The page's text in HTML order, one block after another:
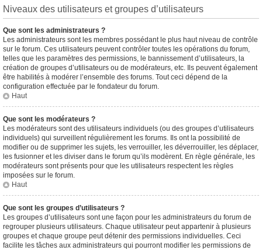
Niveaux des utilisateurs et groupes d’utilisateurs
Que sont les administrateurs ?
Les administrateurs sont les membres possédant le plus haut niveau de contrôle
sur le forum. Ces utilisateurs peuvent contrôler toutes les opérations du forum,
telles que les paramètres des permissions, le bannissement d’utilisateurs, la
création de groupes d’utilisateurs ou de modérateurs, etc. Ils peuvent également
être habilités à modérer l’ensemble des forums. Tout ceci dépend de la
configuration effectuée par le fondateur du forum.
Haut
Que sont les modérateurs ?
Les modérateurs sont des utilisateurs individuels (ou des groupes d’utilisateurs
individuels) qui surveillent régulièrement les forums. Ils ont la possibilité de
modifier ou de supprimer les sujets, les verrouiller, les déverrouiller, les déplacer,
les fusionner et les diviser dans le forum qu’ils modèrent. En règle générale, les
modérateurs sont présents pour que les utilisateurs respectent les règles
imposées sur le forum.
Haut
Que sont les groupes d’utilisateurs ?
Les groupes d’utilisateurs sont une façon pour les administrateurs du forum de
regrouper plusieurs utilisateurs. Chaque utilisateur peut appartenir à plusieurs
groupes et chaque groupe peut détenir des permissions individuelles. Ceci
facilite les tâches aux administrateurs qui pourront modifier les permissions de